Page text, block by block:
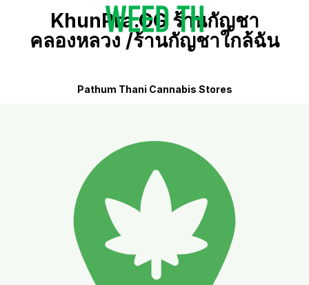
KhunPra.OG ร้านกัญชา
คลองหลวง /ร้านกัญชาใกล้ฉัน
Pathum Thani Cannabis Stores